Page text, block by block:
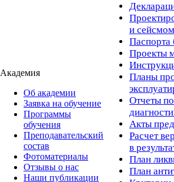
Академия
Об академии
Заявка на обучение
Программы
обучения
Преподавательский
состав
Фотоматериалы
Отзывы о нас
Наши публикации
и
Паспорта
Проекты
Планы
Отчеты по
Акты
Расчет
в
План
План